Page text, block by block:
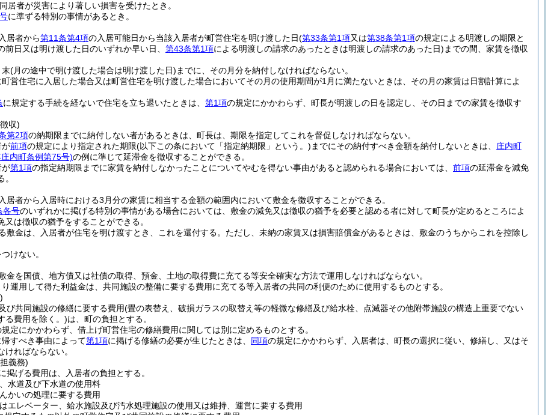
居者が災害により著しい損害を受けたとき。
に準ずる特別の事情があるとき。
居者から第11条第4項の入居可能日から当該入居者が町営住宅を明け渡した日(第33条第1項又は第38条第1項の規定による明渡しの期限と
前日又は明け渡した日のいずれか早い日、 第43条第1項による明渡しの請求のあったときは明渡しの請求のあった日) までの間、家賃を徴収
末(月の途中で明け渡した場合は明け渡した日) までに、その月分を納付しなければならない。
町営住宅に入居した場合又は町営住宅を明け渡した場合においてその月の使用期間が1月に満たないときは、その月の家賃は日割計算によ
に規定する手続を経ないで住宅を立ち退いたときは、 第1項の規定にかかわらず、町長が明渡しの日を認定し、その日までの家賃を徴収す
収)
第2項の納期限までに納付しない者があるときは、町長は、期限を指定してこれを督促しなければならない。
が前項の規定により指定された期限(以下この条において「指定納期限」という。) までにその納付すべき金額を納付しないときは、 庄内町
内町条例第75号)の例に準じて延滞金を徴収することができる。
が第1項の指定納期限までに家賃を納付しなかったことについてやむを得ない事由があると認められる場合においては、 前項の延滞金を減免
居者から入居時における3月分の家賃に相当する金額の範囲内において敷金を徴収することができる。
各号のいずれかに掲げる特別の事情がある場合においては、敷金の減免又は徴収の猶予を必要と認める者に対して町長が定めるところによ
又は徴収の猶予をすることができる。
敷金は、入居者が住宅を明け渡すとき、これを還付する。 ただし、未納の家賃又は損害賠償金があるときは、敷金のうちからこれを控除し
けない。
金を国債、地方債又は社債の取得、預金、土地の取得費に充てる等安全確実な方法で運用しなければならない。
運用して得た利益金は、共同施設の整備に要する費用に充てる等入居者の共同の利便のために使用するものとする。
び共同施設の修繕に要する費用(畳の表替え、破損ガラスの取替え等の軽微な修繕及び給水栓、点滅器その他附帯施設の構造上重要でない
る費用を除く。)は、町の負担とする。
規定にかかわらず、借上げ町営住宅の修繕費用に関しては別に定めるものとする。
すべき事由によって第1項に掲げる修繕の必要が生じたときは、 同項の規定にかかわらず、入居者は、町長の選択に従い、修繕し、又はそ
ければならない。
義務)
掲げる費用は、入居者の負担とする。
水道及び下水道の使用料
かいの処理に要する費用
エレベーター、給水施設及び汚水処理施設の使用又は維持、運営に要する費用